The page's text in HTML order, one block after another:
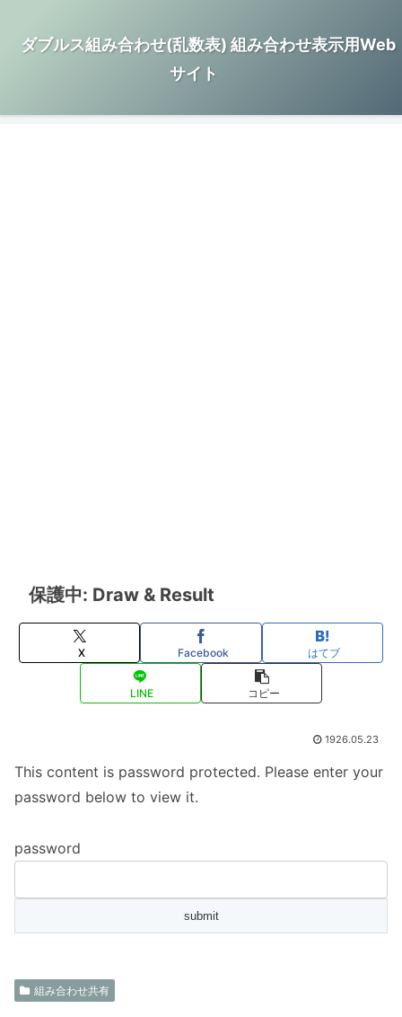
ダブルス組み合わせ(乱数表) 組み合わせ表示用Web
サイト
保護中: Draw & Result
X Facebook はてブ
LINE コピー
1926.05.23
This content is password protected. Please enter your
password below to view it.
password
組み合わせ共有